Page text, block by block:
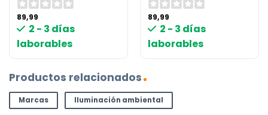
89,99
2 - 3 días
laborables
89,99
2 - 3 días
laborables
Productos relacionados
Marcas Iluminación ambiental